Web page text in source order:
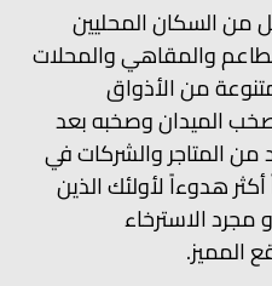
من السكان المحليين
والمقاهي والمحلات
من الأذواق
الميدان وصخبه بعد
من المتاجر والشركات في
هدوءاً لأولئك الذين
مجرد الاسترخاء
المميز.